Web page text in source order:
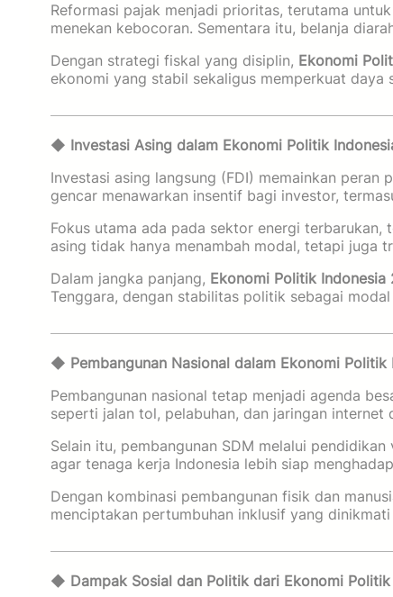
Reformasi pajak menjadi prioritas, terutama
menekan kebocoran. Sementara itu, belanja
Dengan strategi fiskal yang disiplin, Ekonomi
ekonomi yang stabil sekaligus memperkuat daya
◆ Investasi Asing dalam Ekonomi Politik
Investasi asing langsung (FDI) memainkan peran
gencar menawarkan insentif bagi investor,
Fokus utama ada pada sektor energi
asing tidak hanya menambah modal, tetapi juga
Dalam jangka panjang, Ekonomi Politik Indonesia
Tenggara, dengan stabilitas politik sebagai modal
◆ Pembangunan Nasional dalam Ekonomi
Pembangunan nasional tetap menjadi agenda
seperti jalan tol, pelabuhan, dan jaringan
Selain itu, pembangunan SDM melalui
agar tenaga kerja Indonesia lebih siap
Dengan kombinasi pembangunan fisik dan
menciptakan pertumbuhan inklusif yang
◆ Dampak Sosial dan Politik dari Ekonomi